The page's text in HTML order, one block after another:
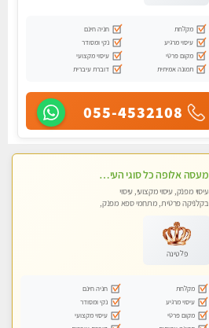
מקלחת
חניה חינם
עיסוי מרגיע
נקי ומסודר
מקום פרטי
עיסוי מקצועי
תמונה אמיתית
דוברת עיברית
055-4532108
מעסה אלופה כל סוגי העיסויים מעסה מקצועית ואיכותית פרטי!!!
עיסוי מפנק, עיסוי מקצועי, עיסוי
בקלניקה פרטית, מתחמי ספא מפנק,
פלטינה
מקלחת
חניה חינם
עיסוי מרגיע
נקי ומסודר
מקום פרטי
עיסוי מקצועי